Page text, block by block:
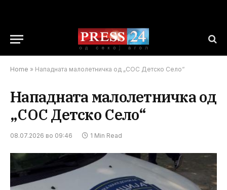
Home » Нападната малолетничка од „СОС Детско Село“
Нападната малолетничка од
„СОС Детско Село“
08.07.2026 во 09:46 1 Min Read